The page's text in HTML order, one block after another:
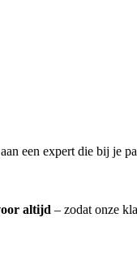
een expert die bij je
altijd – zodat onze